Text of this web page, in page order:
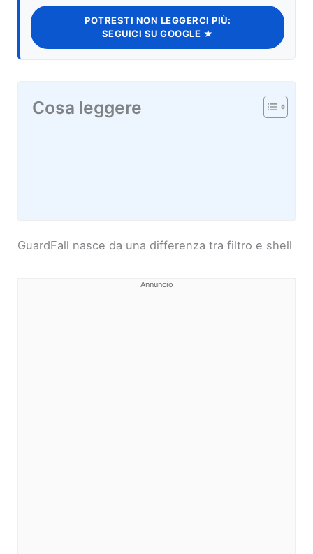
POTRESTI NON LEGGERCI PIÙ:
SEGUICI SU GOOGLE ★
Cosa leggere
GuardFall nasce da una differenza tra filtro e shell
Annuncio